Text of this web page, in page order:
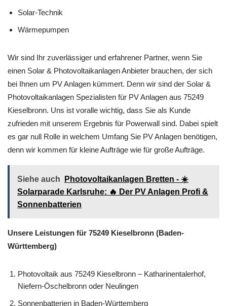
Solar-Technik
Wärmepumpen
Wir sind Ihr zuverlässiger und erfahrener Partner, wenn Sie
einen Solar & Photovoltaikanlagen Anbieter brauchen, der sich
bei Ihnen um PV Anlagen kümmert. Denn wir sind der Solar &
Photovoltaikanlagen Spezialisten für PV Anlagen aus 75249
Kieselbronn. Uns ist voralle wichtig, dass Sie als Kunde
zufrieden mit unserem Ergebnis für Powerwall sind. Dabei spielt
es gar null Rolle in welchem Umfang Sie PV Anlagen benötigen,
denn wir kommen für kleine Aufträge wie für große Aufträge.
Siehe auch
Photovoltaikanlagen Bretten - ☀️
Solarparade Karlsruhe: 🔥 Der PV Anlagen Profi &
Sonnenbatterien
Unsere Leistungen für 75249 Kieselbronn (Baden-
Württemberg)
Photovoltaik aus 75249 Kieselbronn – Katharinentalerhof,
Niefern-Öschelbronn oder Neulingen
Sonnenbatterien in Baden-Württemberg